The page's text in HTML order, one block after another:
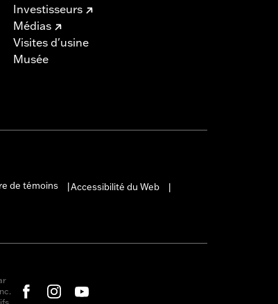
Investisseurs
Médias
Visites d'usine
Musée
de témoins Accessibilité du Web